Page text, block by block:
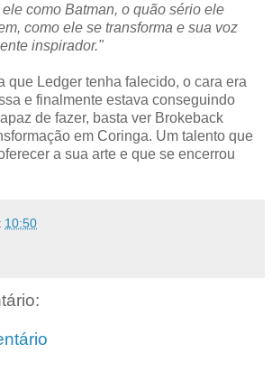
como Batman, o quão sério ele
como ele se transforma e sua voz
inspirador."
que Ledger tenha falecido, o cara era
e finalmente estava conseguindo
de fazer, basta ver Brokeback
em Coringa. Um talento que
a sua arte e que se encerrou
10:50